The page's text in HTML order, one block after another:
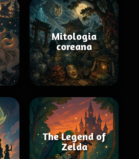
Mitologia
coreana
The Legend of
Zelda